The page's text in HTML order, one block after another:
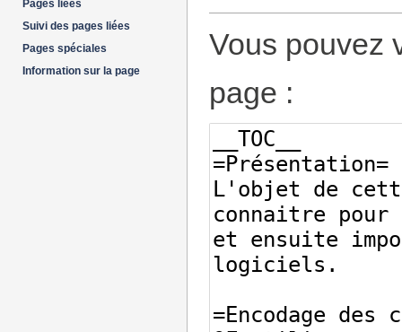
Vous pouvez
page :
Pages liées
Suivi des pages liées
Pages spéciales
Information sur la page